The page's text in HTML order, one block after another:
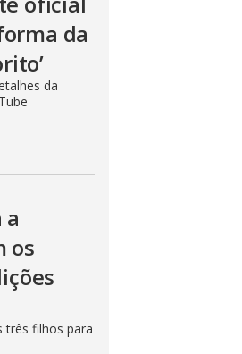
da
da
a
os
três filhos para